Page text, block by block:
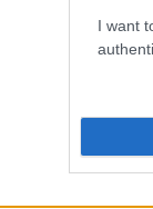
I want